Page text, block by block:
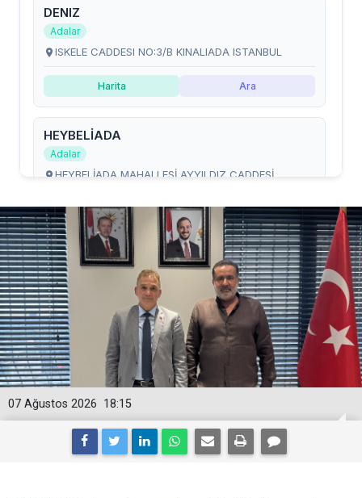
18:15
07 Ağustos 2026